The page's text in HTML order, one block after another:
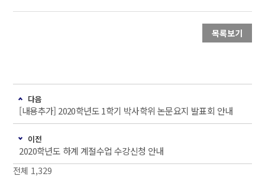
목록보기
다음
[내용추가] 2020학년도 1학기 박사학위 논문요지 발표회 안내
이전
2020학년도 하계 계절수업 수강신청 안내
전체 1,329